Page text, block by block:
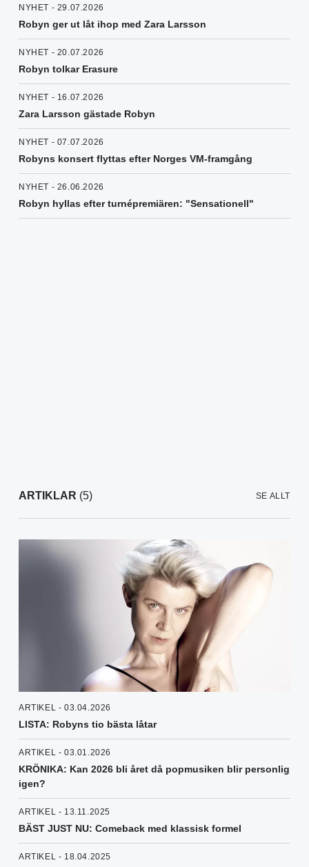
NYHET - 29.07.2026
Robyn ger ut låt ihop med Zara Larsson
NYHET - 20.07.2026
Robyn tolkar Erasure
NYHET - 16.07.2026
Zara Larsson gästade Robyn
NYHET - 07.07.2026
Robyns konsert flyttas efter Norges VM-framgång
NYHET - 26.06.2026
Robyn hyllas efter turnépremiären: "Sensationell"
ARTIKLAR (5) SE ALLT
ARTIKEL - 03.04.2026
LISTA: Robyns tio bästa låtar
ARTIKEL - 03.01.2026
KRÖNIKA: Kan 2026 bli året då popmusiken blir personlig
igen?
ARTIKEL - 13.11.2025
BÄST JUST NU: Comeback med klassisk formel
ARTIKEL - 18.04.2025